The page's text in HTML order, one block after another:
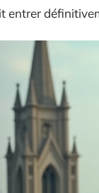
entrer